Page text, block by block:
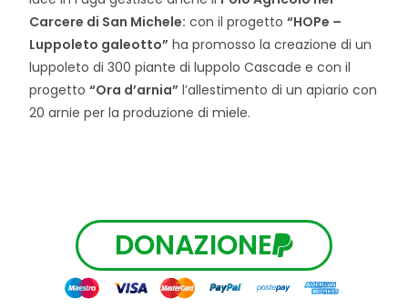
Carcere di San Michele: con il progetto“HOPe –
Luppoleto galeotto” ha promosso la creazione di un
luppoleto di 300 piante di luppolo Cascade e con il
progetto“Ora d’arnia” l’allestimento di un apiario con
20 arnie per la produzione di miele.
DONAZIONE